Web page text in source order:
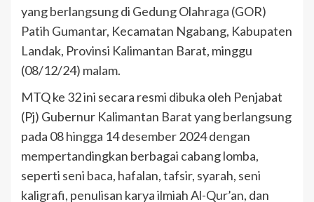
yang berlangsung di Gedung Olahraga (GOR)
Patih Gumantar, Kecamatan Ngabang, Kabupaten
Landak, Provinsi Kalimantan Barat, minggu
(08/12/24) malam.
MTQ ke 32 ini secara resmi dibuka oleh Penjabat
(Pj) Gubernur Kalimantan Barat yang berlangsung
pada 08 hingga 14 desember 2024 dengan
mempertandingkan berbagai cabang lomba,
seperti seni baca, hafalan, tafsir, syarah, seni
kaligrafi, penulisan karya ilmiah Al-Qur’an, dan